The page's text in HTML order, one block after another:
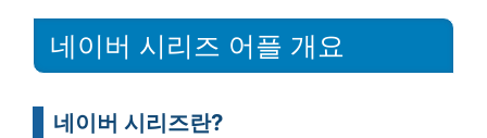
네이버 시리즈 어플 개요
네이버 시리즈란?